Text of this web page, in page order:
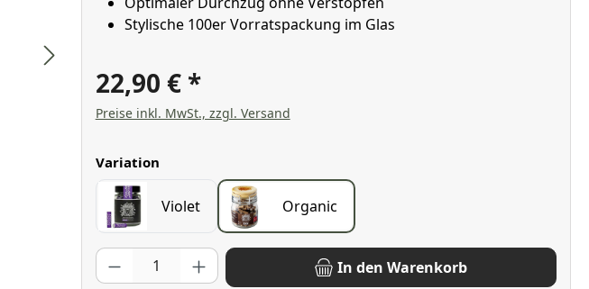
Stylische 100er Vorratspackung im Glas
22,90 €
Preise inkl. MwSt., zzgl. Versand
Variationauswählen
Violet Organic
Produkt Anzahl: Gib den gewünschten Wert ein oder benutze die Schaltflächen
In den Warenkorb